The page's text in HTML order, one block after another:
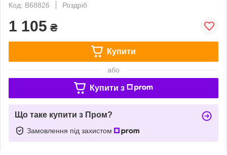
Код: B68826
Роздріб
1 105 ₴
Купити
або
Купити з
Що таке купити з Пром?
Замовлення під захистом